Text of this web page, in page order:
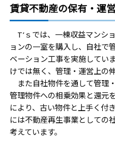
賃貸不動産の保有・運
T’ｓでは、一棟収益マンシ
ョンの一室を購入し、自社で
ベーション工事を実施してい
けでは無く、管理・運営上の
また自社物件を通して管理
管理物件への相乗効果と還元
により、古い物件と上手く付
には不動産再生事業としての
考えています。